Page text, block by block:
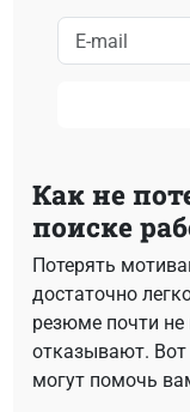
Как не
поиске
Потерять
достаточно
резюме почти не
отказывают. Вот
могут помочь